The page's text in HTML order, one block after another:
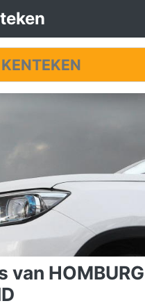
van HOMBURG